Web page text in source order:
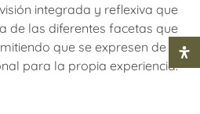
integrada y reflexiva que
de las diferentes facetas que
que se expresen de la
para la propia experiencia.